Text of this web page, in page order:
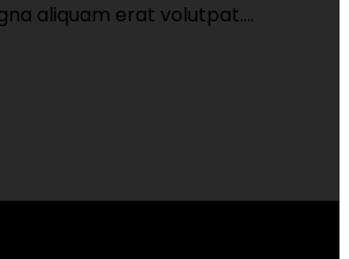
aliquam erat volutpat….